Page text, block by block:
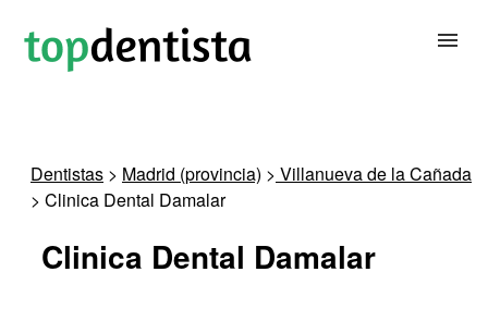
PARA CLÍNICAS DENTALES
CONTACTAR
Dentistas > Madrid (provincia) > Villanueva de la Cañada
> Clinica Dental Damalar
Clinica Dental Damalar